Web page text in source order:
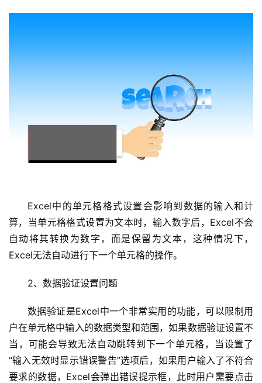
Excel中的单元格格式设置会影响到数据的输入和计
算，当单元格格式设置为文本时，输入数字后，Excel不会
自动将其转换为数字，而是保留为文本，这种情况下，
Excel无法自动进行下一个单元格的操作。
2、数据验证设置问题
数据验证是Excel中一个非常实用的功能，可以限制用
户在单元格中输入的数据类型和范围，如果数据验证设置不
当，可能会导致无法自动跳转到下一个单元格，当设置了
“输入无效时显示错误警告”选项后，如果用户输入了不符合
要求的数据，Excel会弹出错误提示框，此时用户需要点击